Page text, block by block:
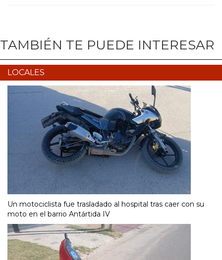
TAMBIÉN TE PUEDE INTERESAR
LOCALES
Un motociclista fue trasladado al hospital tras caer con su
moto en el barrio Antártida IV